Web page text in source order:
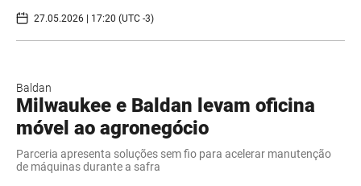
27.05.2026 | 17:20 (UTC -3)
Baldan
Milwaukee e Baldan levam oficina
móvel ao agronegócio
Parceria apresenta soluções sem fio para acelerar manutenção
de máquinas durante a safra